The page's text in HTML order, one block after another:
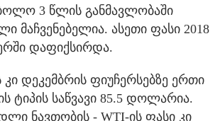
3 წლის განმავლობაში
მაჩვენებელია. ასეთი ფასი 2018
დაფიქსირდა.
დეკემბრის ფიუჩერსებზე ერთი
ტიპის საწვავი 85.5 დოლარია.
ნავთობის - WTI-ის ფასი კი